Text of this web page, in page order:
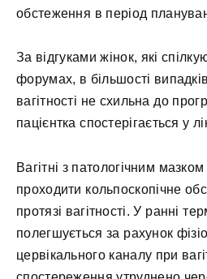
обстеження в період
За відгуками жінок, які
форумах, в більшості
вагітності не схильна до
пацієнтка спостерігається у
Вагітні з патологічним
проходити кольпоскопічне
протязі вагітності. У ранні
полегшується за рахунок
цервікального каналу при